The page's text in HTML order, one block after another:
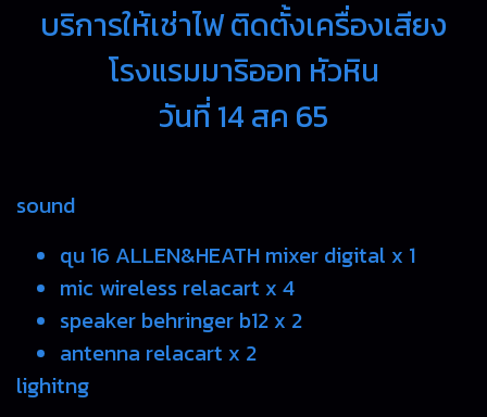
บริการให้เช่าไฟ ติดตั้งเครื่องเสียง
โรงแรมมาริออท หัวหิน
วันที่ 14 สค 65
sound
qu 16 ALLEN&HEATH mixer digital x 1
mic wireless relacart x 4
speaker behringer b12 x 2
antenna relacart x 2
lighitng